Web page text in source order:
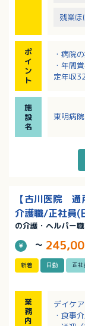
残業ほ
ポ
イ
ン
ト
・病院
・年間
定年収
・全員
ず）！
だける
・定年
施
設
名
東明病院
【古川医院 通
介護職/正社員(
の介護・ヘルパー
～
新着 日勤 正社
業
務
内
デイケ
・食事